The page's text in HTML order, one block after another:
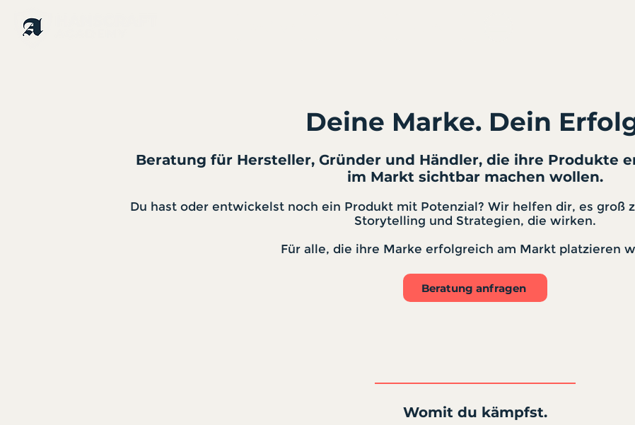
Deine Marke. Dein
Beratung für Hersteller, Gründer und Händler, die ihre Produkte
im Markt sichtbar machen wollen.
Du hast oder entwickelst noch ein Produkt mit Potenzial? Wir helfen dir, es groß
Storytelling und Strategien, die wirken.
Für alle, die ihre Marke erfolgreich am Markt platzieren
Beratung anfragen
Womit du kämpfst.